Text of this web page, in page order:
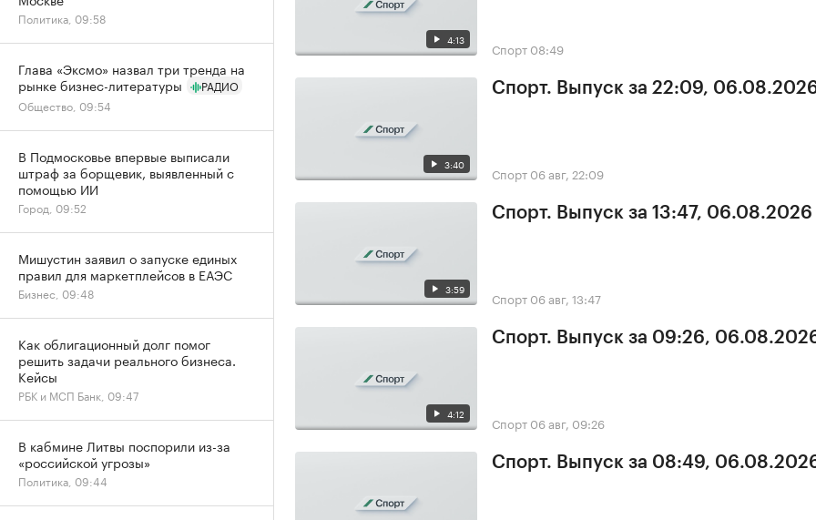
4:13 Спорт 08:49
3:40
Спорт. Выпуск за 22:09,
Спорт 06 авг, 22:09
3:59
Спорт. Выпуск за 13:47, 06.08.2026
Спорт 06 авг, 13:47
4:12
Спорт. Выпуск за 09:26,
Спорт 06 авг, 09:26
Спорт. Выпуск за 08:49,
Политика, 09:58
Глава «Эксмо» назвал три тренда на
рынке бизнес-литературы
РАДИО
Общество, 09:54
В Подмосковье впервые выписали
штраф за борщевик, выявленный с
помощью ИИ
Город, 09:52
Мишустин заявил о запуске единых
правил для маркетплейсов в ЕАЭС
Бизнес, 09:48
Как облигационный долг помог
решить задачи реального бизнеса.
Кейсы
РБК и МСП Банк, 09:47
В кабмине Литвы поспорили из-за
«российской угрозы»
Политика, 09:44